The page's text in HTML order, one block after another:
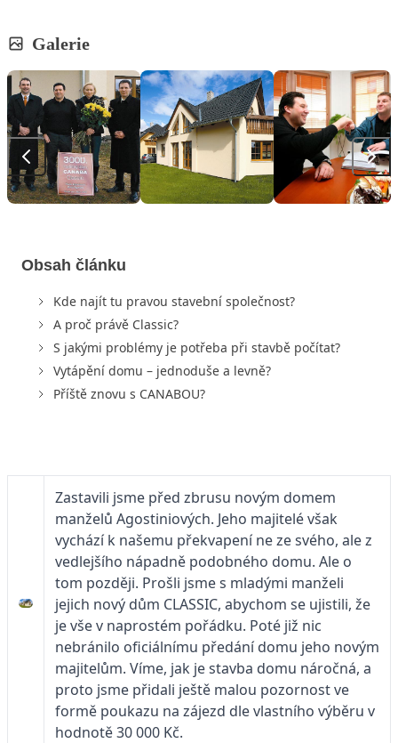
Galerie
Obsah článku
Kde najít tu pravou stavební společnost?
A proč právě Classic?
S jakými problémy je potřeba při stavbě počítat?
Vytápění domu – jednoduše a levně?
Příště znovu s CANABOU?
Zastavili jsme před zbrusu novým domem
manželů Agostiniových. Jeho majitelé však
vychází k našemu překvapení ne ze svého, ale z
vedlejšího nápadně podobného domu. Ale o
tom později. Prošli jsme s mladými manželi
jejich nový dům CLASSIC, abychom se ujistili, že
je vše v naprostém pořádku. Poté již nic
nebránilo oficiálnímu předání domu jeho novým
majitelům. Víme, jak je stavba domu náročná, a
proto jsme přidali ještě malou pozornost ve
formě poukazu na zájezd dle vlastního výběru v
hodnotě 30 000 Kč.